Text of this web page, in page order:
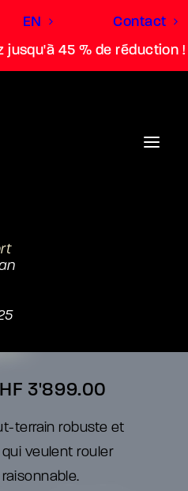
jusqu'à 45 % de réduction !
EN Contact
:
4'499.00.
3'899.00
actuel
est :
terrain robuste et
veulent rouler